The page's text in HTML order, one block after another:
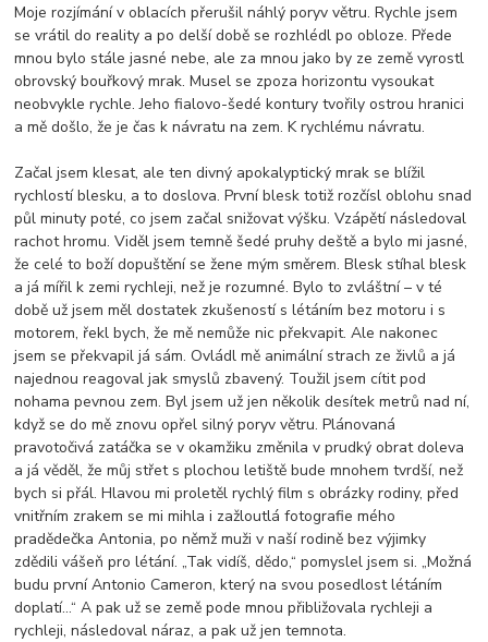
Moje rozjímání v oblacích přerušil náhlý poryv větru. Rychle jsem
se vrátil do reality a po delší době se rozhlédl po obloze. Přede
mnou bylo stále jasné nebe, ale za mnou jako by ze země vyrostl
obrovský bouřkový mrak. Musel se zpoza horizontu vysoukat
neobvykle rychle. Jeho fialovo-šedé kontury tvořily ostrou hranici
a mě došlo, že je čas k návratu na zem. K rychlému návratu.
Začal jsem klesat, ale ten divný apokalyptický mrak se blížil
rychlostí blesku, a to doslova. První blesk totiž rozčísl oblohu snad
půl minuty poté, co jsem začal snižovat výšku. Vzápětí následoval
rachot hromu. Viděl jsem temně šedé pruhy deště a bylo mi jasné,
že celé to boží dopuštění se žene mým směrem. Blesk stíhal blesk
a já mířil k zemi rychleji, než je rozumné. Bylo to zvláštní – v té
době už jsem měl dostatek zkušeností s létáním bez motoru i s
motorem, řekl bych, že mě nemůže nic překvapit. Ale nakonec
jsem se překvapil já sám. Ovládl mě animální strach ze živlů a já
najednou reagoval jak smyslů zbavený. Toužil jsem cítit pod
nohama pevnou zem. Byl jsem už jen několik desítek metrů nad ní,
když se do mě znovu opřel silný poryv větru. Plánovaná
pravotočivá zatáčka se v okamžiku změnila v prudký obrat doleva
a já věděl, že můj střet s plochou letiště bude mnohem tvrdší, než
bych si přál. Hlavou mi proletěl rychlý film s obrázky rodiny, před
vnitřním zrakem se mi mihla i zažloutlá fotografie mého
pradědečka Antonia, po němž muži v naší rodině bez výjimky
zdědili vášeň pro létání. „Tak vidíš, dědo,“ pomyslel jsem si. „Možná
budu první Antonio Cameron, který na svou posedlost létáním
doplatí…“ A pak už se země pode mnou přibližovala rychleji a
rychleji, následoval náraz, a pak už jen temnota.